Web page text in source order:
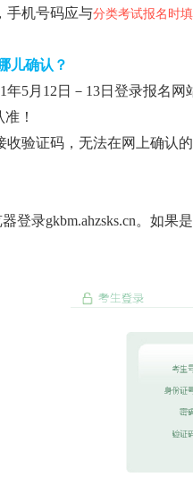
手机号码应与分类考试报名时
儿确认？
年5月12日－13日登录报名
！
收验证码，无法在网上确认
登录gkbm.ahzsks.cn。如果